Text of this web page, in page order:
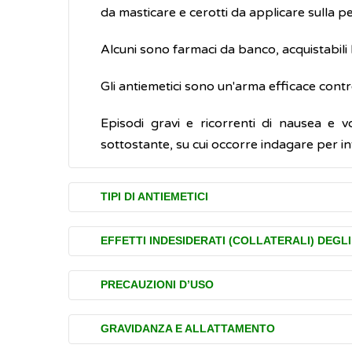
da masticare e cerotti da applicare sulla
Alcuni sono farmaci da banco,
Gli antiemetici sono un'arma efficace
Episodi gravi e ricorrenti di nausea e
sottostante, su cui occorre indagare per
TIPI DI ANTIEMETICI
I farmaci antiemetici possono essere
antiserotoninergici sono potenti
durante un intervento chirurgico.
(gastroenteriti)
EFFETTI INDESIDERATI (COLLATERALI) DEGLI
Gli antiemetici, come tutti i medicinali,
farmaco utilizzato.
Si tratta, normalmente, di disturbi lievi e
PRECAUZIONI D’USO
Gli antiemetici devono essere presi per
riportate nelfoglio illustrativopresente in
GRAVIDANZA E ALLATTAMENTO